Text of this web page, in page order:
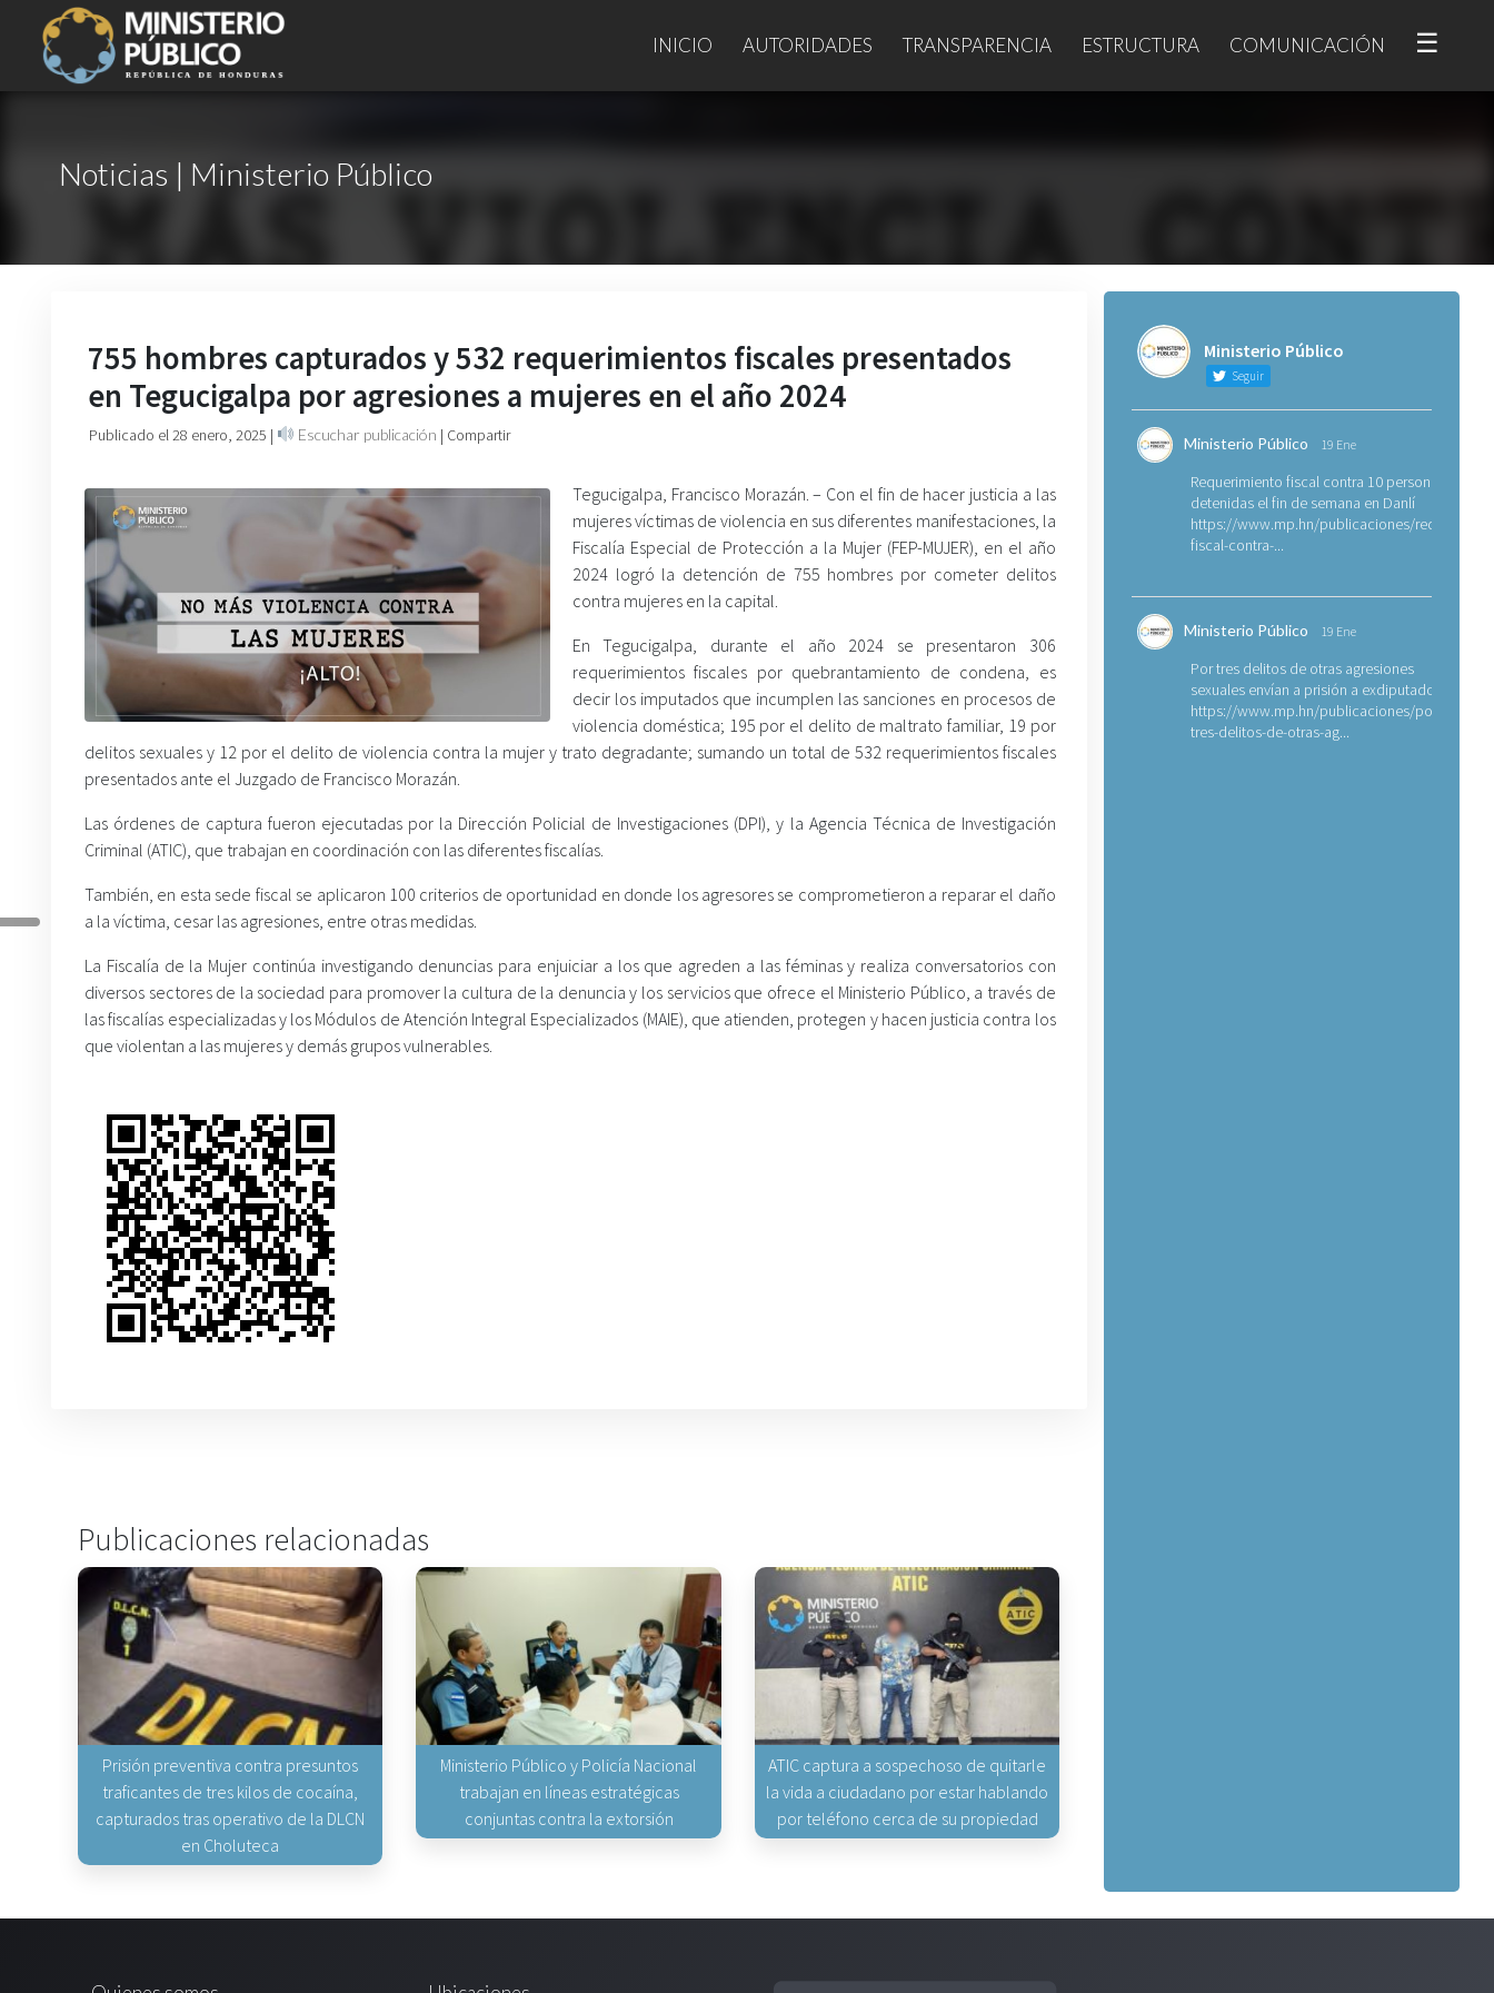
INICIO AUTORIDADES TRANSPARENCIA ESTRUCTURA COMUNICACIÓN ☰
Noticias | Ministerio Público
755 hombres capturados y 532 requerimientos fiscales presentados
en Tegucigalpa por agresiones a mujeres en el año 2024
Publicado el 28 enero, 2025 | Escuchar publicación | Compartir
Tegucigalpa, Francisco Morazán. – Con el fin de hacer justicia a las
mujeres víctimas de violencia en sus diferentes manifestaciones, la
Fiscalía Especial de Protección a la Mujer (FEP-MUJER), en el año
2024 logró la detención de 755 hombres por cometer delitos
contra mujeres en la capital.
En Tegucigalpa, durante el año 2024 se presentaron 306
requerimientos fiscales por quebrantamiento de condena, es
decir los imputados que incumplen las sanciones en procesos de
violencia doméstica; 195 por el delito de maltrato familiar, 19 por
delitos sexuales y 12 por el delito de violencia contra la mujer y trato degradante; sumando un total de 532 requerimientos fiscales
presentados ante el Juzgado de Francisco Morazán.
Las órdenes de captura fueron ejecutadas por la Dirección Policial de Investigaciones (DPI), y la Agencia Técnica de Investigación
Criminal (ATIC), que trabajan en coordinación con las diferentes fiscalías.
También, en esta sede fiscal se aplicaron 100 criterios de oportunidad en donde los agresores se comprometieron a reparar el daño
a la víctima, cesar las agresiones, entre otras medidas.
La Fiscalía de la Mujer continúa investigando denuncias para enjuiciar a los que agreden a las féminas y realiza conversatorios con
diversos sectores de la sociedad para promover la cultura de la denuncia y los servicios que ofrece el Ministerio Público, a través de
las fiscalías especializadas y los Módulos de Atención Integral Especializados (MAIE), que atienden, protegen y hacen justicia contra los
que violentan a las mujeres y demás grupos vulnerables.
Publicaciones relacionadas
Prisión preventiva contra presuntos
traficantes de tres kilos de cocaína,
capturados tras operativo de la DLCN
en Choluteca
Ministerio Público y Policía Nacional
trabajan en líneas estratégicas
conjuntas contra la extorsión
ATIC captura a sospechoso de quitarle
la vida a ciudadano por estar hablando
por teléfono cerca de su propiedad
Ministerio Público
Seguir
Ministerio Público 19 Ene
Requerimiento fiscal contra 10 personas
detenidas el fin de semana en Danlí
https://www.mp.hn/publicaciones/
fiscal-contra-...
Ministerio Público 19 Ene
Por tres delitos de otras agresiones
sexuales envían a prisión a exdiputado
https://www.mp.hn/publicaciones/por-
tres-delitos-de-otras-ag...